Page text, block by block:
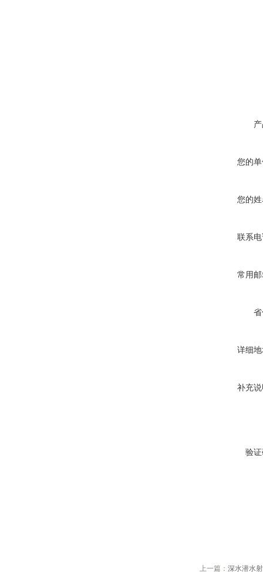
您的
您的
联系
常用
详细
补充
验
上一篇： 深水潜水